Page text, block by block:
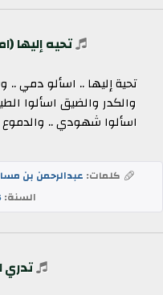
تحيه إليها
تحية إليها .. اسألو دمي
والكدر والضيق اسألوا
اسألوا شهودي ..
كلمات: عبدالرحمن بن
السنة: